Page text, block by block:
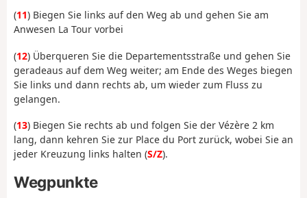
(11) Biegen Sie links auf den Weg ab und gehen Sie am
Anwesen La Tour vorbei
(12) Überqueren Sie die Departementsstraße und gehen Sie
geradeaus auf dem Weg weiter; am Ende des Weges biegen
Sie links und dann rechts ab, um wieder zum Fluss zu
gelangen.
(13) Biegen Sie rechts ab und folgen Sie der Vézère 2 km
lang, dann kehren Sie zur Place du Port zurück, wobei Sie an
jeder Kreuzung links halten (S/Z).
Wegpunkte